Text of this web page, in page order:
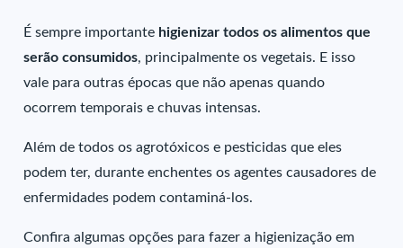
É sempre importante higienizar todos os alimentos que
serão consumidos, principalmente os vegetais. E isso
vale para outras épocas que não apenas quando
ocorrem temporais e chuvas intensas.
Além de todos os agrotóxicos e pesticidas que eles
podem ter, durante enchentes os agentes causadores de
enfermidades podem contaminá-los.
Confira algumas opções para fazer a higienização em